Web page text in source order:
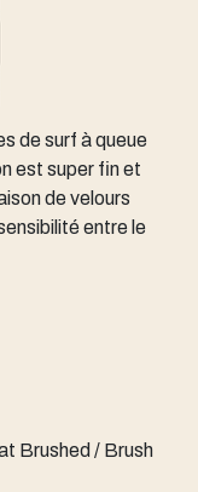
de surf à queue
est super fin et
de velours
entre le
Brushed / Brush